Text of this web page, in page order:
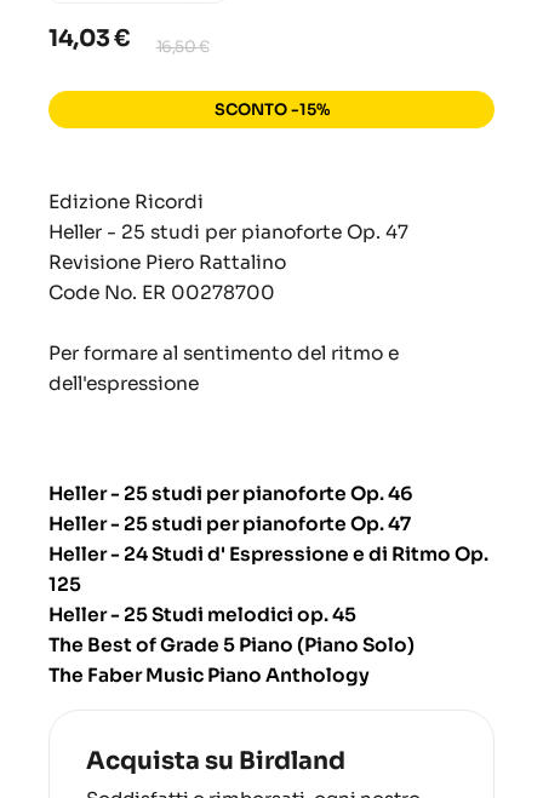
14,03 € 16,50 €
SCONTO -15%
Edizione Ricordi
Heller - 25 studi per pianoforte Op. 47
Revisione Piero Rattalino
Code No. ER 00278700
Per formare al sentimento del ritmo e
dell'espressione
Heller - 25 studi per pianoforte Op. 46
Heller - 25 studi per pianoforte Op. 47
Heller - 24 Studi d' Espressione e di Ritmo Op.
125
Heller - 25 Studi melodici op. 45
The Best of Grade 5 Piano (Piano Solo)
The Faber Music Piano Anthology
Acquista su Birdland